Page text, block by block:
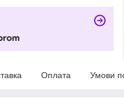
Оплата Умови